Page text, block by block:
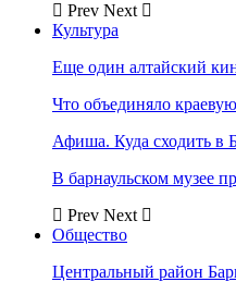
Prev Next
Культура
Еще один алтайский
Что объединяло
Афиша. Куда сходить в
В барнаульском музее
Prev Next
Общество
Центральный район